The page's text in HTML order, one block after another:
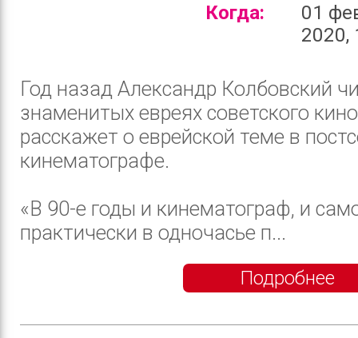
Когда:
01
2020,
Год назад Александр Колбовский
знаменитых евреях советского
расскажет о еврейской теме в
кинематографе.
«В 90-е годы и кинематограф, и
практически в одночасье п...
Подробнее